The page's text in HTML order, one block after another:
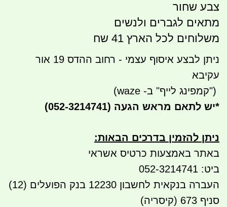
צבע שחור
מתאים לגברים ולנשים
משלוחים לכל הארץ 41 שח
ניתן לבצע איסוף עצמי - רחוב ההדס 19 אור
עקיבא
")קמפינג לייף" ב- waze)
*יש לתאם מראש הגעה (052-3214741)
ניתן להזמין בדרכים הבאות:
באתר באמצעות כרטיס אשראי
ביט: 052-3214741
העברה בנקאית לחשבון 12230 בנק הפועלים (12)
סניף 673 (קיסריה)